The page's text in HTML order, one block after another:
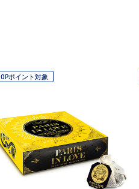
OPポイント対象